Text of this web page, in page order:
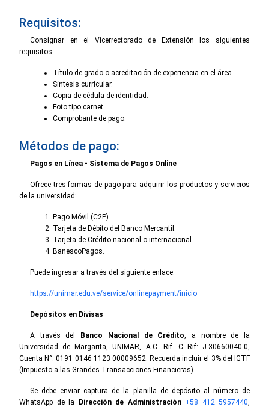
Requisitos:
Consignar en el Vicerrectorado de Extensión los siguientes
requisitos:
Título de grado o acreditación de experiencia en el área.
Síntesis curricular.
Copia de cédula de identidad.
Foto tipo carnet.
Comprobante de pago.
Métodos de pago:
Pagos en Línea - Sistema de Pagos Online
Ofrece tres formas de pago para adquirir los productos y servicios
de la universidad:
Pago Móvil (C2P).
Tarjeta de Débito del Banco Mercantil.
Tarjeta de Crédito nacional o internacional.
BanescoPagos.
Puede ingresar a través del siguiente enlace:
https://unimar.edu.ve/service/onlinepayment/inicio
Depósitos en Divisas
A través del Banco Nacional de Crédito , a nombre de la
Universidad de Margarita, UNIMAR, A.C. Rif. C Rif: J-30660040-0,
Cuenta N°. 0191 0146 1123 00009652. Recuerda incluir el 3% del IGTF
(Impuesto a las Grandes Transacciones Financieras).
Se debe enviar captura de la planilla de depósito al número de
WhatsApp de la
Dirección de Administración +58 412 5957440